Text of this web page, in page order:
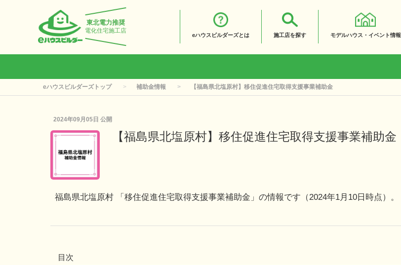
東北電力推奨
電化住宅施工店
eハウスビルダーズとは 施工店を探す モデルハウス・イベント情報
eハウスビルダーズトップ 補助金情報 【福島県北塩原村】移住促進住宅取得支援事業補助金
2024年09月05日 公開
【福島県北塩原村】移住促進住宅取得支援事業補助金
福島県北塩原村 「移住促進住宅取得支援事業補助金」の情報です（2024年1月10日時点）。
目次